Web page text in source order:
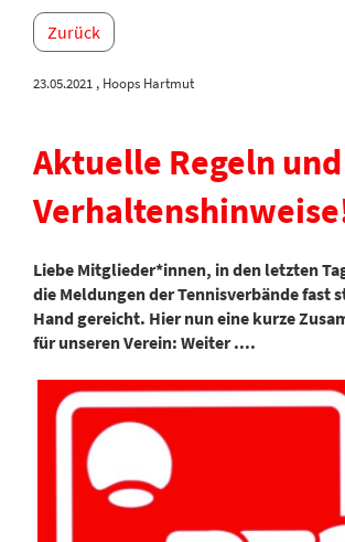
Zurück
23.05.2021 , Hoops Hartmut
Aktuelle Regeln und
Liebe Mitglieder*innen, in den letzten
die Meldungen der Tennisverbände fast
Hand gereicht. Hier nun eine kurze
für unseren Verein: Weiter ....